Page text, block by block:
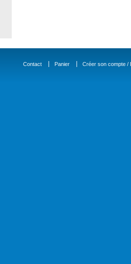
Contact Panier Créer son compte /